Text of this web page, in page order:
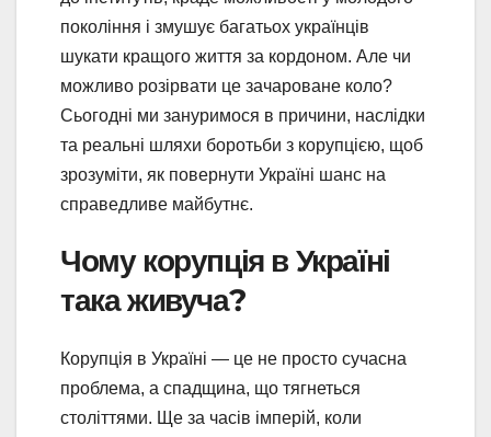
покоління і змушує багатьох українців
шукати кращого життя за кордоном. Але чи
можливо розірвати це зачароване коло?
Сьогодні ми зануримося в причини, наслідки
та реальні шляхи боротьби з корупцією, щоб
зрозуміти, як повернути Україні шанс на
справедливе майбутнє.
Чому корупція в Україні
така живуча?
Корупція в Україні — це не просто сучасна
проблема, а спадщина, що тягнеться
століттями. Ще за часів імперій, коли